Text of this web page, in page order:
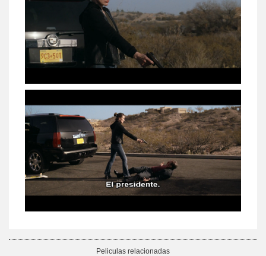
Peliculas relacionadas